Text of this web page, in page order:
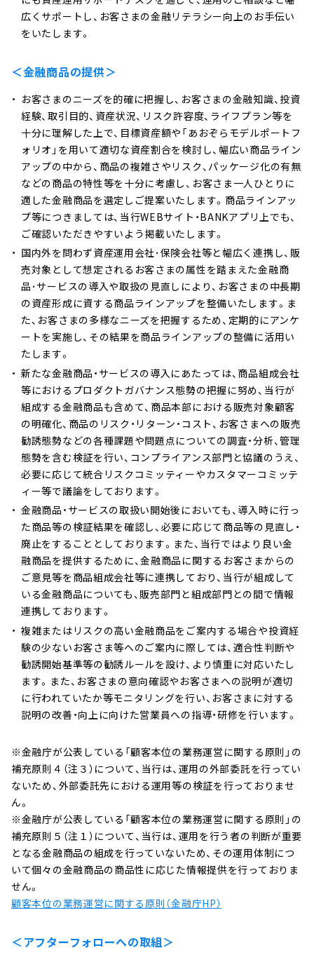
広くサポートし、お客さまの金融リテラシー向上のお手伝い
をいたします。
＜金融商品の提供＞
お客さまのニーズを的確に把握し、お客さまの金融知識、投資
経験、取引目的、資産状況、リスク許容度、ライフプラン等を
十分に理解した上で、目標資産額や「あおぞらモデルポートフ
ォリオ」を用いて適切な資産割合を検討し、幅広い商品ライン
アップの中から、商品の複雑さやリスク、パッケージ化の有無
などの商品の特性等を十分に考慮し、お客さま一人ひとりに
適した金融商品を選定しご提案いたします。商品ラインアッ
プ等につきましては、当行WEBサイト・BANKアプリ上でも、
ご確認いただきやすいよう掲載いたします。
国内外を問わず資産運用会社･保険会社等と幅広く連携し、販
売対象として想定されるお客さまの属性を踏まえた金融商
品･サービスの導入や取扱の見直しにより、お客さまの中長期
の資産形成に資する商品ラインアップを整備いたします。ま
た、お客さまの多様なニーズを把握するため、定期的にアンケ
ートを実施し、その結果を商品ラインアップの整備に活用い
たします。
新たな金融商品・サービスの導入にあたっては、商品組成会社
等におけるプロダクトガバナンス態勢の把握に努め、当行が
組成する金融商品も含めて、商品本部における販売対象顧客
の明確化、商品のリスク・リターン・コスト、お客さまへの販売
勧誘態勢などの各種課題や問題点についての調査・分析、管理
態勢を含む検証を行い、コンプライアンス部門と協議のうえ、
必要に応じて統合リスクコミッティーやカスタマーコミッテ
ィー等で議論をしております。
金融商品・サービスの取扱い開始後においても、導入時に行っ
た商品等の検証結果を確認し、必要に応じて商品等の見直し・
廃止をすることとしております。また、当行ではより良い金
融商品を提供するために、金融商品に関するお客さまからの
ご意見等を商品組成会社等に連携しており、当行が組成して
いる金融商品についても、販売部門と組成部門との間で情報
連携しております。
複雑またはリスクの高い金融商品をご案内する場合や投資経
験の少ないお客さま等へのご案内に際しては、適合性判断や
勧誘開始基準等の勧誘ルールを設け、より慎重に対応いたし
ます。また、お客さまの意向確認やお客さまへの説明が適切
に行われていたか等モニタリングを行い、お客さまに対する
説明の改善・向上に向けた営業員への指導・研修を行います。
※金融庁が公表している「顧客本位の業務運営に関する原則」の
補充原則４（注３）について、当行は、運用の外部委託を行ってい
ないため、外部委託先における運用等の検証を行っておりませ
ん。
※金融庁が公表している「顧客本位の業務運営に関する原則」の
補充原則５（注１）について、当行は、運用を行う者の判断が重要
となる金融商品の組成を行っていないため、その運用体制につ
いて個々の金融商品の商品性に応じた情報提供を行っておりま
せん。
顧客本位の業務運営に関する原則（金融庁HP）
＜アフターフォローへの取組＞